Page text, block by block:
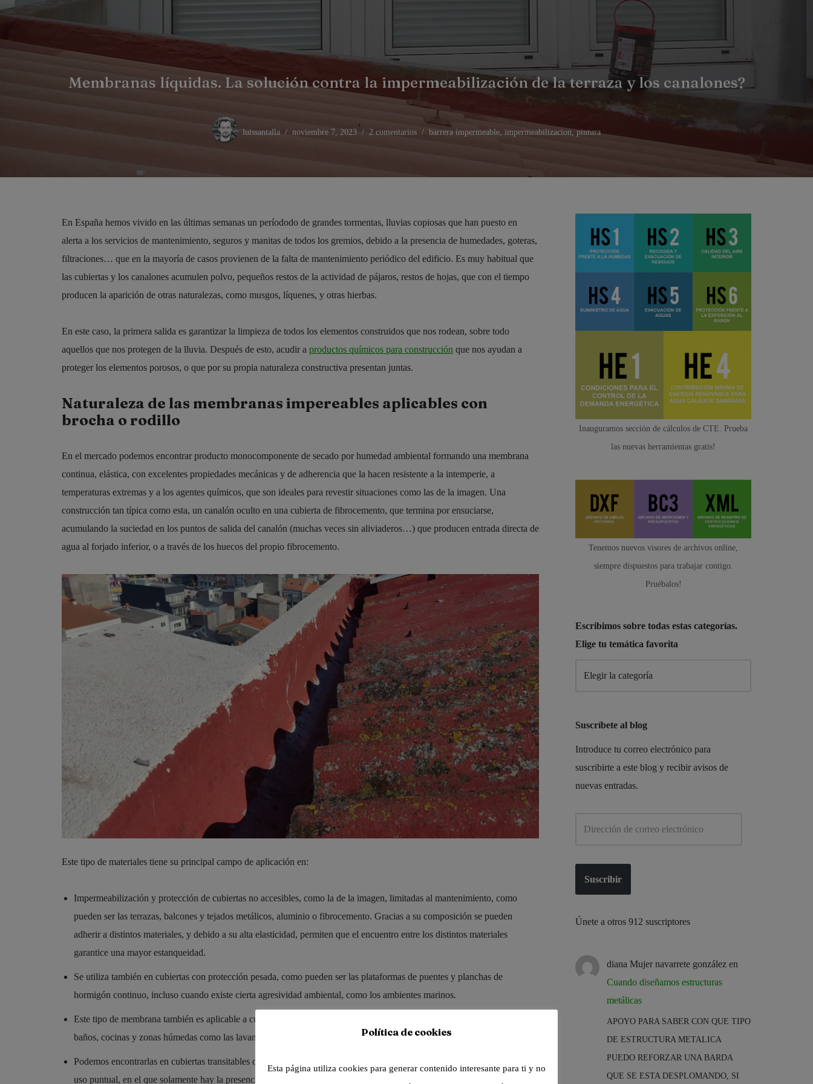
Membranas líquidas. La solución contra la impermeabilización de la terraza y los canalones?
luissantalla noviembre 7, 2023 2 comentarios barrera impermeable impermeabilizacion,pintura
En España hemos vivido en las últimas semanas un períododo de grandes tormentas, lluvias copiosas que han puesto en
alerta a los servicios de mantenimiento, seguros y manitas de todos los gremios, debido a la presencia de humedades, goteras,
filtraciones… que en la mayoría de casos provienen de la falta de mantenimiento periódico del edificio. Es muy habitual que
las cubiertas y los canalones acumulen polvo, pequeños restos de la actividad de pájaros, restos de hojas, que con el tiempo
producen la aparición de otras naturalezas, como musgos, líquenes, y otras hierbas.
En este caso, la primera salida es garantizar la limpieza de todos los elementos construidos que nos rodean, sobre todo
aquellos que nos protegen de la lluvia. Después de esto, acudir a productos químicos para construcción que nos ayudan a
proteger los elementos porosos, o que por su propia naturaleza constructiva presentan juntas.
Naturaleza de las membranas impereables aplicables con
brocha o rodillo
En el mercado podemos encontrar producto monocomponente de secado por humedad ambiental formando una membrana
continua, elástica, con excelentes propiedades mecánicas y de adherencia que la hacen resistente a la intemperie, a
temperaturas extremas y a los agentes químicos, que son ideales para revestir situaciones como las de la imagen. Una
construcción tan típica como esta, un canalón oculto en una cubierta de fibrocemento, que termina por ensuciarse,
acumulando la suciedad en los puntos de salida del canalón (muchas veces sin aliviaderos…) que producen entrada directa de
agua al forjado inferior, o a través de los huecos del propio fibrocemento.
Este tipo de materiales tiene su principal campo de aplicación en:
Impermeabilización y protección de cubiertas no accesibles, como la de la imagen, limitadas al mantenimiento, como
pueden ser las terrazas, balcones y tejados metálicos, aluminio o fibrocemento. Gracias a su composición se pueden
adherir a distintos materiales, y debido a su alta elasticidad, permiten que el encuentro entre los distintos materiales
garantice una mayor estanqueidad.
Se utiliza también en cubiertas con protección pesada, como pueden ser las plataformas de puentes y planchas de
hormigón continuo, incluso cuando existe cierta agresividad ambiental, como los ambientes marinos.
Este tipo de membrana también es aplicable a cubiertas con revestimientos encolados, que en ocasiones se utilizan en
baños, cocinas y zonas húmedas como las lavanderías y tendederos.
Podemos encontrarlas en cubiertas transitables que no tienen mucho uso, como los patinillos interiores de los edificios, de
uso puntual, en el que solamente hay la presencia de personas (no de mesas, sillas, u otros elementos con patas)
Inauguramos sección de cálculos de CTE. Prueba
las nuevas herramientas gratis!
Tenemos nuevos visores de archivos online,
siempre dispuestos para trabajar contigo.
Pruébalos!
Escribimos sobre todas estas categorías.
Elige tu temática favorita
Suscríbete al blog
Introduce tu correo electrónico para
suscribirte a este blog y recibir avisos de
nuevas entradas.
Suscribir
Únete a otros 912 suscriptores
diana Mujer navarrete gonzález en
Cuando diseñamos estructuras
metálicas
APOYO PARA SABER CON QUE TIPO
DE ESTRUCTURA METALICA
PUEDO REFORZAR UNA BARDA
QUE SE ESTA DESPLOMANDO, SI
Política de cookies
Esta página utiliza cookies para generar contenido interesante para ti y no